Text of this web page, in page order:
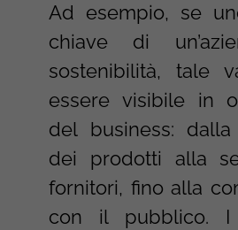
Ad esempio, se
chiave di
sostenibilità, tale
essere visibile in
del business:
dei prodotti alla
fornitori, fino alla
con il pubblico. I